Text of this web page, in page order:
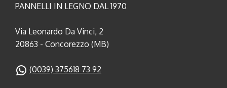
PANNELLI IN LEGNO DAL 1970
Via Leonardo Da Vinci, 2
20863 - Concorezzo (MB)
(0039) 375618 73 92